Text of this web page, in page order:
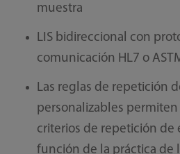
muestra
LIS bidireccional con
comunicación HL7 o
Las reglas de repetición
personalizables
criterios de repetición de
función de la práctica de